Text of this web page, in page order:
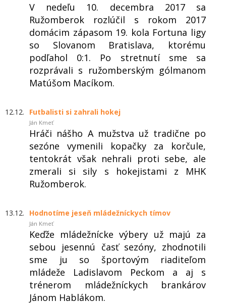
V nedeľu 10. decembra 2017 sa
Ružomberok rozlúčil s rokom 2017
domácim zápasom 19. kola Fortuna ligy
so Slovanom Bratislava, ktorému
podľahol 0:1. Po stretnutí sme sa
rozprávali s ružomberským gólmanom
Matúšom Macíkom.
12.12. Futbalisti si zahrali hokej
Ján Kmeť
Hráči nášho A mužstva už tradične po
sezóne vymenili kopačky za korčule,
tentokrát však nehrali proti sebe, ale
zmerali si sily s hokejistami z MHK
Ružomberok.
13.12. Hodnotíme jeseň mládežníckych tímov
Ján Kmeť
Keďže mládežnícke výbery už majú za
sebou jesennú časť sezóny, zhodnotili
sme ju so športovým riaditeľom
mládeže Ladislavom Peckom a aj s
trénerom mládežníckych brankárov
Jánom Hablákom.